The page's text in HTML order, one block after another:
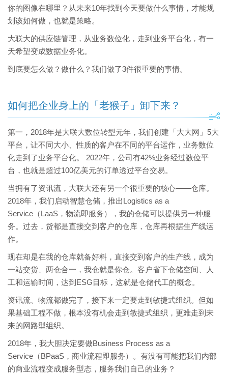
你的图像在哪里？从未来10年找到今天要做什么事情，才能规
划该如何做，也就是策略。
大联大的供应链管理，从业务数位化，走到业务平台化，有一
天希望变成数据业务化。
到底要怎么做？做什么？我们做了3件很重要的事情。
如何把企业身上的「老猴子」卸下来？
第一，2018年是大联大数位转型元年，我们创建「大大网」5大
平台，让不同大小、性质的客户在不同的平台运作，业务数位
化走到了业务平台化。 2022年，公司有42%业务经过数位平
台，也就是超过100亿美元的订单透过平台交易。
当拥有了资讯流，大联大还有另一个很重要的核心——仓库。
2018年，我们启动智慧仓储，推出Logistics as a
Service（LaaS，物流即服务），我的仓储可以提供另一种服
务。过去，货都是直接交到客户的仓库，仓库再根据生产线运
作。
现在却是在我的仓库就备好料，直接交到客户的生产线，成为
一站交货、两仓合一，我仓就是你仓。客户省下仓储空间、人
工和运输时间，达到ESG目标，这就是仓储代工的概念。
资讯流、物流都做完了，接下来一定要走到敏捷式组织。但如
果基础工程不做，根本没有机会走到敏捷式组织，更难走到未
来的网路型组织。
2018年，我大胆决定要做Business Process as a
Service（BPaaS，商业流程即服务）。有没有可能把我们内部
的商业流程变成服务型态，服务我们自己的业务？